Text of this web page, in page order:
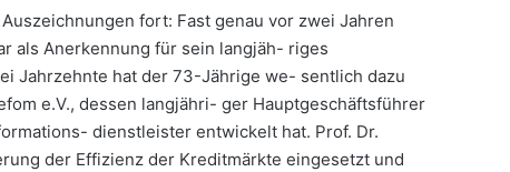
fort: Fast genau vor zwei Jahren
als Anerkennung für sein langjäh- riges
Jahrzehnte hat der 73-Jährige we- sentlich dazu
e.V., dessen langjähri- ger Hauptgeschäftsführer
dienstleister entwickelt hat. Prof. Dr.
der Effizienz der Kreditmärkte eingesetzt und